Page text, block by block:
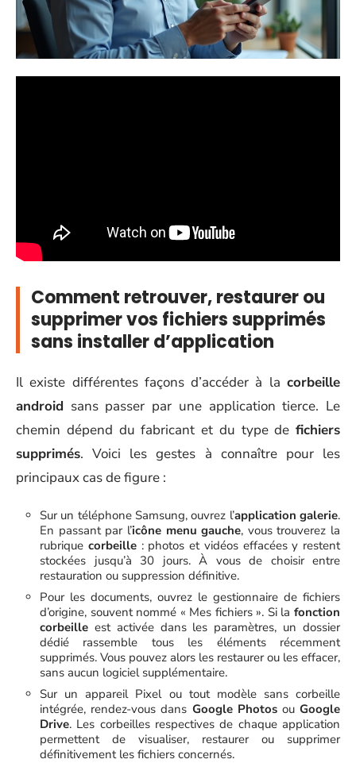
Comment retrouver, restaurer ou
supprimer vos fichiers supprimés
sans installer d’application
Il existe différentes façons d’accéder à la corbeille
android sans passer par une application tierce. Le
chemin dépend du fabricant et du type de fichiers
supprimés. Voici les gestes à connaître pour les
principaux cas de figure :
Sur un téléphone Samsung, ouvrez l’application galerie.
En passant par l’icône menu gauche, vous trouverez la
rubrique corbeille: photos et vidéos effacées y restent
stockées jusqu’à 30 jours. À vous de choisir entre
restauration ou suppression définitive.
Pour les documents, ouvrez le gestionnaire de fichiers
d’origine, souvent nommé « Mes fichiers ». Si la fonction
corbeille est activée dans les paramètres, un dossier
dédié rassemble tous les éléments récemment
supprimés. Vous pouvez alors les restaurer ou les effacer,
sans aucun logiciel supplémentaire.
Sur un appareil Pixel ou tout modèle sans corbeille
intégrée, rendez-vous dans Google PhotosouGoogle
Drive. Les corbeilles respectives de chaque application
permettent de visualiser, restaurer ou supprimer
définitivement les fichiers concernés.